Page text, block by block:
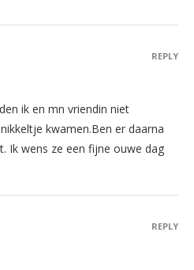
ik en mn vriendin niet
kwamen.Ben er daarna
Ik wens ze een fijne ouwe dag
REPLY
REPLY